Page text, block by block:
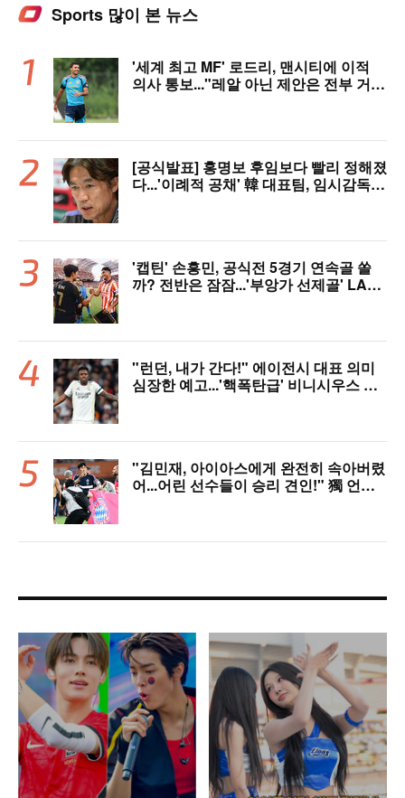
Sports 많이 본 뉴스
'세계 최고 MF' 로드리, 맨시티에 이적
의사 통보..."레알 아닌 제안은 전부 거
[공식발표] 홍명보 후임보다 빨리 정해졌
다...'이례적 공채' 韓 대표팀, 임시감독
'캡틴' 손흥민, 공식전 5경기 연속골 쏠
까? 전반은 잠잠...'부앙가 선제골' LAF
"런던, 내가 간다!" 에이전시 대표 의미
심장한 예고...'핵폭탄급' 비니시우스 아
"김민재, 아이아스에게 완전히 속아버렸
어...어린 선수들이 승리 견인!" 獨 언론,